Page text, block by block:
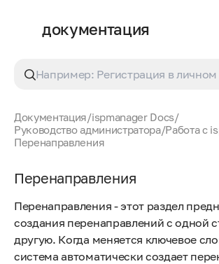
документация
Документация/ispmanager Docs/
Руководство администратора/Работа с
Перенаправления
Перенаправления
Перенаправления - этот раздел
создания перенаправлений с одной
другую. Когда меняется ключевое
система автоматически создает